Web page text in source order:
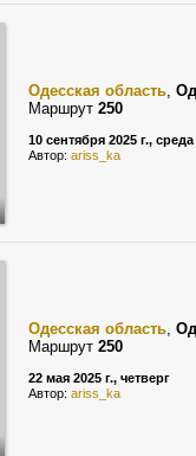
Одесская область,
Маршрут 250
10 сентября 2025 г., среда
Автор: ariss_ka
Одесская область,
Маршрут 250
22 мая 2025 г., четверг
Автор: ariss_ka